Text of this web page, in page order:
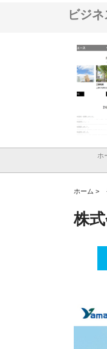
ビジ
ホ
ホーム >
株